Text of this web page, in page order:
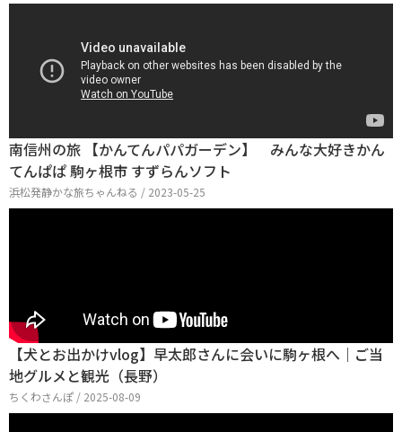
南信州の旅 【かんてんパパガーデン】 みんな大好きかん
てんぱぱ 駒ヶ根市 すずらんソフト
浜松発静かな旅ちゃんねる / 2023-05-25
【犬とお出かけvlog】早太郎さんに会いに駒ヶ根へ｜ご当
地グルメと観光（長野）
ちくわさんぽ / 2025-08-09